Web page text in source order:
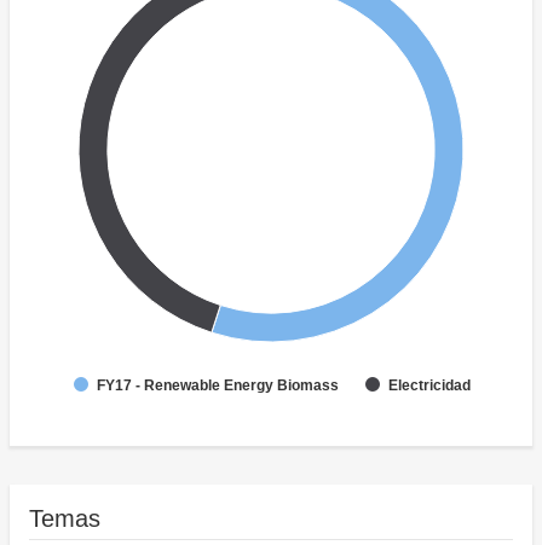
FY17 - Renewable Energy Biomass Electricidad
Temas